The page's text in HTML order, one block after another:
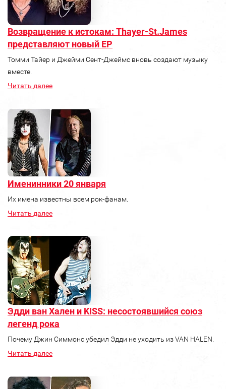
Возвращение к истокам: Thayer-St.James
представляют новый ЕР
Томми Тайер и Джейми Сент-Джеймс вновь создают музыку
вместе.
Читать далее
Именинники 20 января
Их имена известны всем рок-фанам.
Читать далее
Эдди ван Хален и KISS: несостоявшийся союз
легенд рока
Почему Джин Симмонс убедил Эдди не уходить из VAN HALEN.
Читать далее